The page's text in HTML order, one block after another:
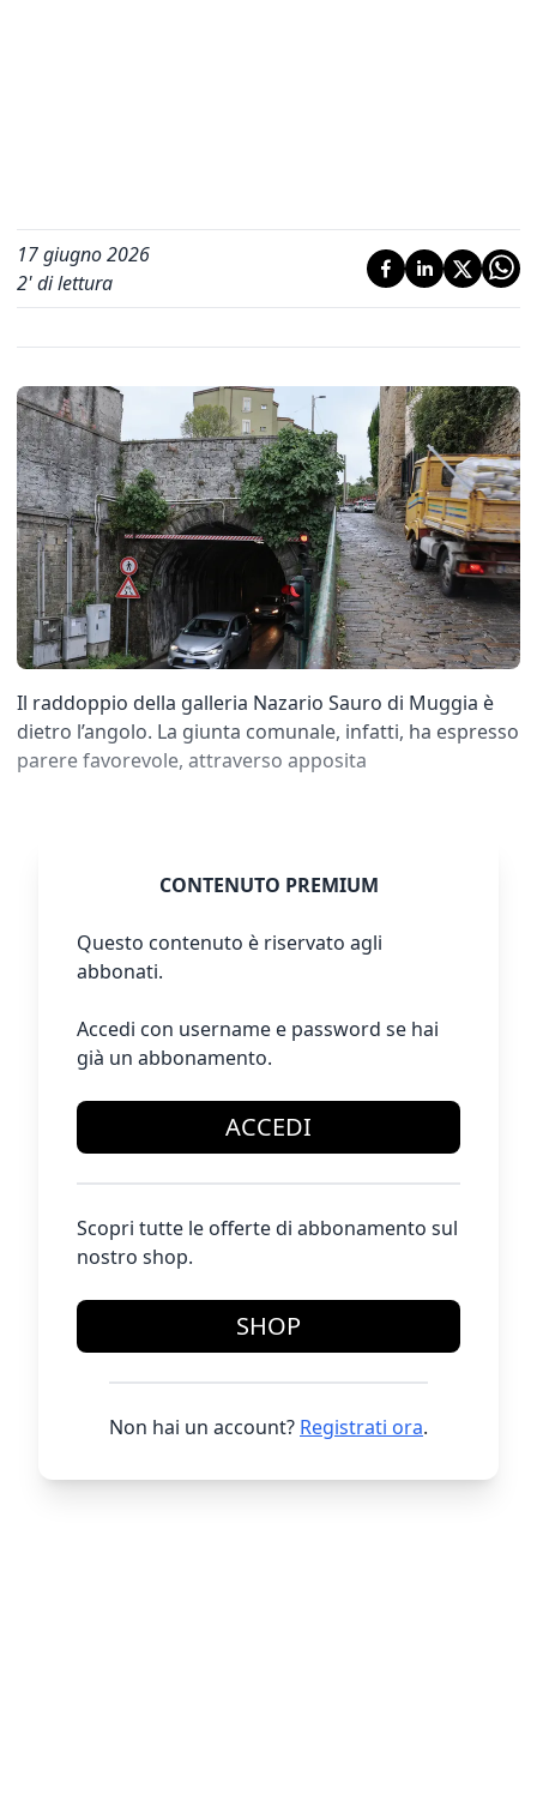
17 giugno 2026
2' di lettura
Il raddoppio della galleria Nazario Sauro di Muggia è
dietro l’angolo. La giunta comunale, infatti, ha espresso
parere favorevole, attraverso apposita
CONTENUTO PREMIUM
Questo contenuto è riservato agli
abbonati.
Accedi con username e password se hai
già un abbonamento.
ACCEDI
Scopri tutte le offerte di abbonamento sul
nostro shop.
SHOP
Non hai un account? Registrati ora.